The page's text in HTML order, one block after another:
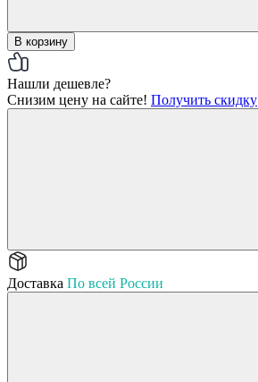
В корзину
Нашли дешевле?
Снизим цену на сайте! Получить скидку
Доставка По всей России